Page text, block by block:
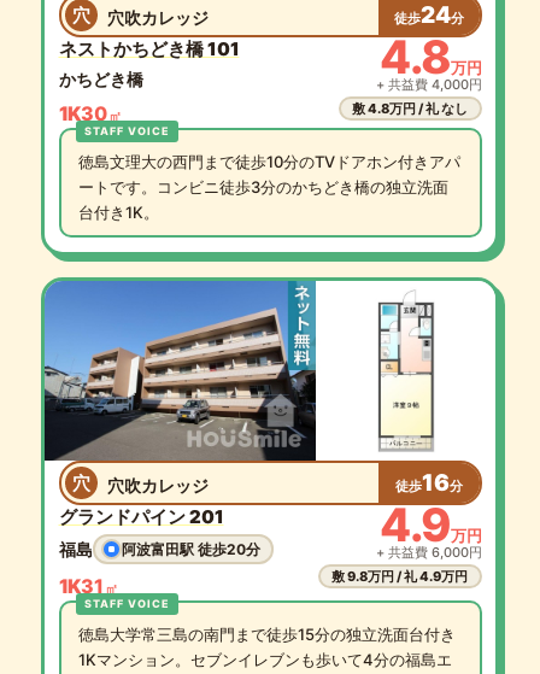
穴 穴吹カレッジ 徒歩24分
ネストかちどき橋 101
かちどき橋
1K30㎡
4.8万円
+ 共益費 4,000円
敷 4.8万円 / 礼 なし
徳島文理大の西門まで徒歩10分のTVドアホン付きアパ
ートです。コンビニ徒歩3分のかちどき橋の独立洗面
台付き1K。
穴 穴吹カレッジ 徒歩16分
グランドパイン 201
福島 阿波富田駅 徒歩20分
1K31 ㎡
4.9万円
+ 共益費 6,000円
敷 9.8万円 / 礼 4.9万円
徳島大学常三島の南門まで徒歩15分の独立洗面台付き
1Kマンション。セブンイレブンも歩いて4分の福島エ